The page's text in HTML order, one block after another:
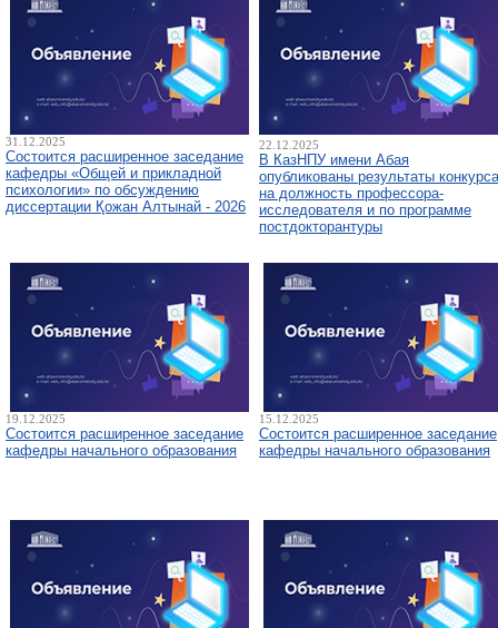
31.12.2025
Состоится расширенное заседание
кафедры «Общей и прикладной
психологии» по обсуждению
диссертации Қожан Алтынай - 2026
22.12.2025
В КазНПУ имени Абая
опубликованы результаты конкурса
на должность профессора-
исследователя и по программе
постдокторантуры
19.12.2025
Состоится расширенное заседание
кафедры начального образования
15.12.2025
Состоится расширенное заседание
кафедры начального образования